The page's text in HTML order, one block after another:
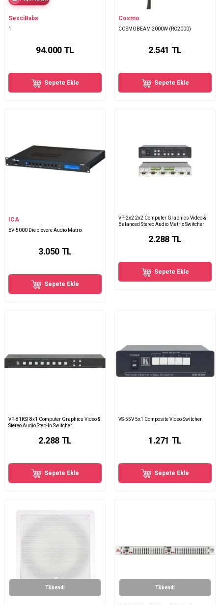
SesciBaba
1
94.000TL
Sepete Ekle
Cosmo
COSMOBEAM 2000W (RC2000)
2.541 TL
Sepete Ekle
ICA
EV-5000 Die clevere Audio Matrix
3.050 TL
Sepete Ekle
VP-2x2 2x2 Computer Graphics Video &
Balanced Stereo Audio Matrix Switcher
2.288 TL
Sepete Ekle
VP-81KSI 8x1 Computer Graphics Video &
Stereo Audio Step-In Switcher
2.288 TL
Sepete Ekle
VS-55V 5x1 Composite Video Switcher
1.271 TL
Sepete Ekle
Tükendi Tükendi